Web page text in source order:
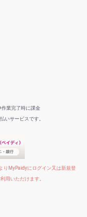
業完了時に課金
いサービスです。
りMyPaidyにログイン又は新規登
用いただけます。